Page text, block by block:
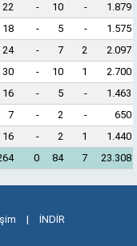
22 - 10 -
1.879
18 - 5 -
1.575
24 - 7 2
2.097
30 - 10 1
2.700
16 - 5 -
1.463
7 - 2 -
650
16 - 2 1
1.440
0 84 7 23.308
| İNDİR